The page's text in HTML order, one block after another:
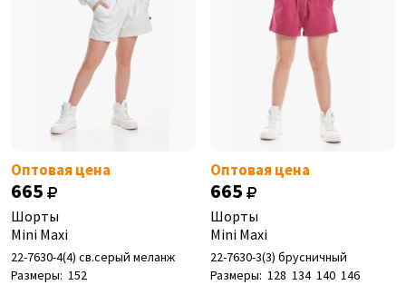
Оптовая цена
665
Шорты
Mini Maxi
22-7630-4(4) св.серый меланж
Размеры: 152
Оптовая цена
665
Шорты
Mini Maxi
22-7630-3(3) брусничный
Размеры: 128 134 140 146